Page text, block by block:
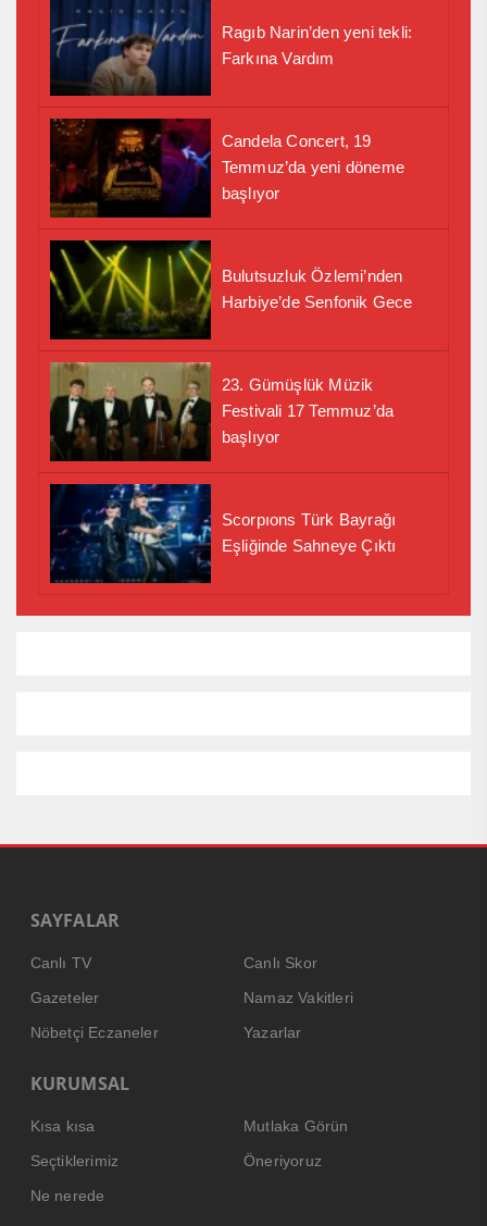
Ragıb Narin’den yeni tekli:
Farkına Vardım
Candela Concert, 19
Temmuz’da yeni döneme
başlıyor
Bulutsuzluk Özlemi’nden
Harbiye’de Senfonik Gece
23. Gümüşlük Müzik
Festivali 17 Temmuz’da
başlıyor
Scorpıons Türk Bayrağı
Eşliğinde Sahneye Çıktı
SAYFALAR
Canlı TV
Canlı Skor
Gazeteler
Namaz Vakitleri
Nöbetçi Eczaneler
Yazarlar
KURUMSAL
Kısa kısa
Mutlaka Görün
Seçtiklerimiz
Öneriyoruz
Ne nerede